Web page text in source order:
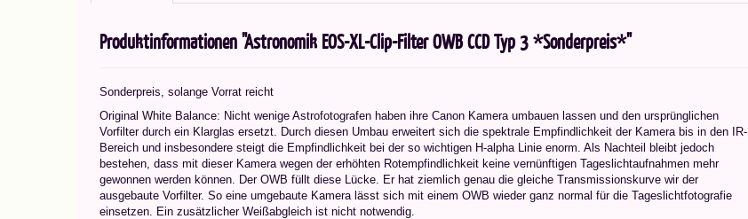
Produktinformationen "Astronomik EOS-XL-Clip-Filter OWB CCD Typ 3 *Sonderpreis*"
Sonderpreis, solange Vorrat reicht
Original White Balance: Nicht wenige Astrofotografen haben ihre Canon Kamera umbauen lassen und den ursprünglichen
Vorfilter durch ein Klarglas ersetzt. Durch diesen Umbau erweitert sich die spektrale Empfindlichkeit der Kamera bis in den IR-
Bereich und insbesondere steigt die Empfindlichkeit bei der so wichtigen H-alpha Linie enorm. Als Nachteil bleibt jedoch
bestehen, dass mit dieser Kamera wegen der erhöhten Rotempfindlichkeit keine vernünftigen Tageslichtaufnahmen mehr
gewonnen werden können. Der OWB füllt diese Lücke. Er hat ziemlich genau die gleiche Transmissionskurve wir der
ausgebaute Vorfilter. So eine umgebaute Kamera lässt sich mit einem OWB wieder ganz normal für die Tageslichtfotografie
einsetzen. Ein zusätzlicher Weißabgleich ist nicht notwendig.